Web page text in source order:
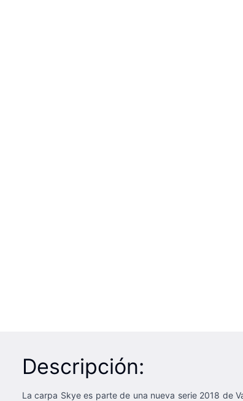
Descripción:
La carpa Skye es parte de una nueva serie 2018 de